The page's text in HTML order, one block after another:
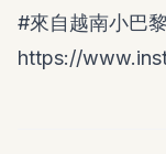
#來自越南小巴
https://